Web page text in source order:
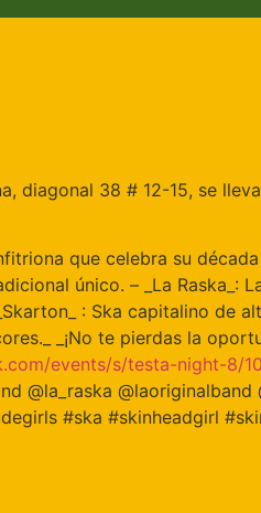
diagonal 38 # 12-15, se
que celebra su
único. – _La Raska_:
: Ska capitalino de
_¡No te pierdas la
events/s/testa-night-8/
@la_raska
#ska #skinheadgirl